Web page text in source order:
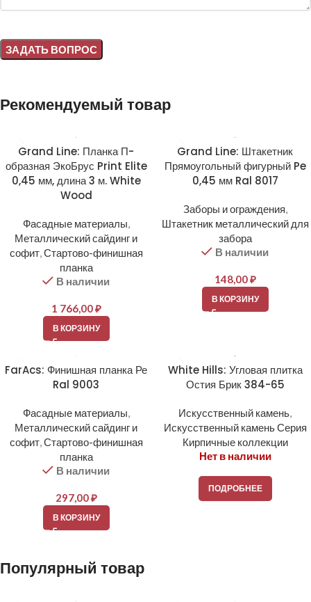
Рекомендуемый товар
Grand Line: Планка П-
образная ЭкоБрус Print Elite
0,45 мм, длина 3 м. White
Wood
Фасадные материалы
Металлический сайдинг и
софит, Стартово-финишная
планка
В наличии
1 766,00₽
В КОРЗИНУ
Grand Line: Штакетник
Прямоугольный фигурный Pe
0,45 мм Ral 8017
Заборы и ограждения
Штакетник металлический для
забора
В наличии
148,00₽
В КОРЗИНУ
FarAcs: Финишная планка Ре
Ral 9003
Фасадные материалы
Металлический сайдинг и
софит, Стартово-финишная
планка
В наличии
297,00₽
В КОРЗИНУ
White Hills: Угловая плитка
Остия Брик 384-65
Искусственный камень
Искусственный камень Серия
Кирпичные коллекции
Нет в наличии
ПОДРОБНЕЕ
Популярный товар